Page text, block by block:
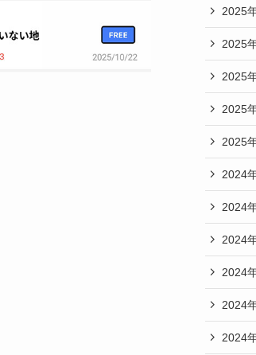
2025
2025
2025
2025
2025
2024
2024
2024
2024
2024
2024